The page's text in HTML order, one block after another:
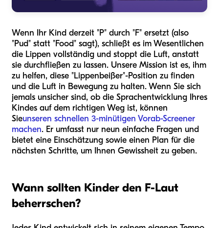
Wenn Ihr Kind derzeit "P" durch "F" ersetzt (also
"Pud" statt "Food" sagt), schließt es im Wesentlichen
die Lippen vollständig und stoppt die Luft, anstatt
sie durchfließen zu lassen. Unsere Mission ist es, ihm
zu helfen, diese "Lippenbeißer"-Position zu finden
und die Luft in Bewegung zu halten. Wenn Sie sich
jemals unsicher sind, ob die Sprachentwicklung Ihres
Kindes auf dem richtigen Weg ist, können
Sieunseren schnellen 3-minütigen Vorab-Screener
machen. Er umfasst nur neun einfache Fragen und
bietet eine Einschätzung sowie einen Plan für die
nächsten Schritte, um Ihnen Gewissheit zu geben.
Wann sollten Kinder den F-Laut
beherrschen?